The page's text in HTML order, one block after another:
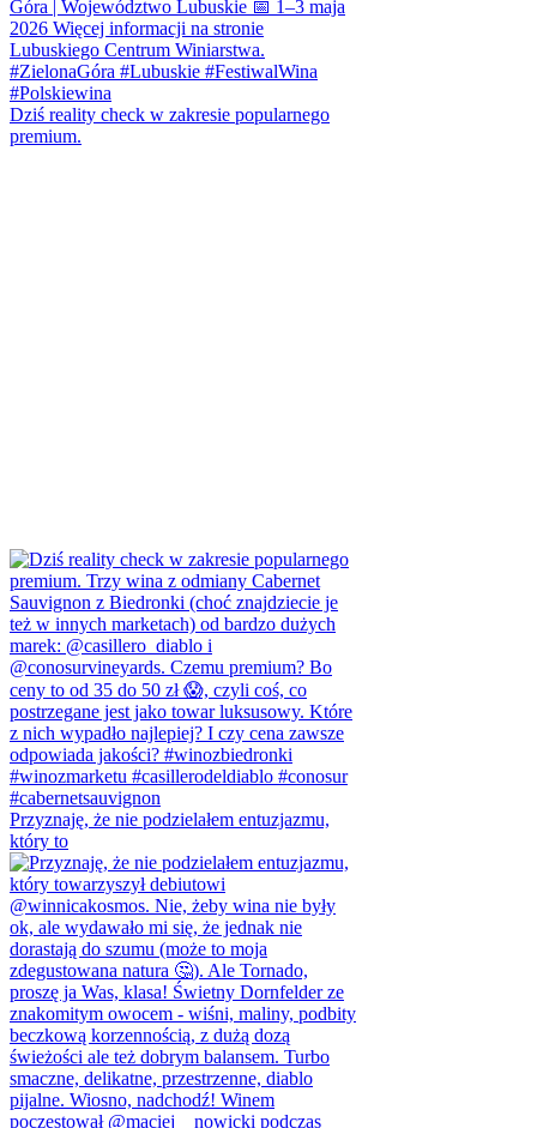
Dziś reality check w zakresie popularnego
premium.
Przyznaję, że nie podzielałem entuzjazmu,
który to